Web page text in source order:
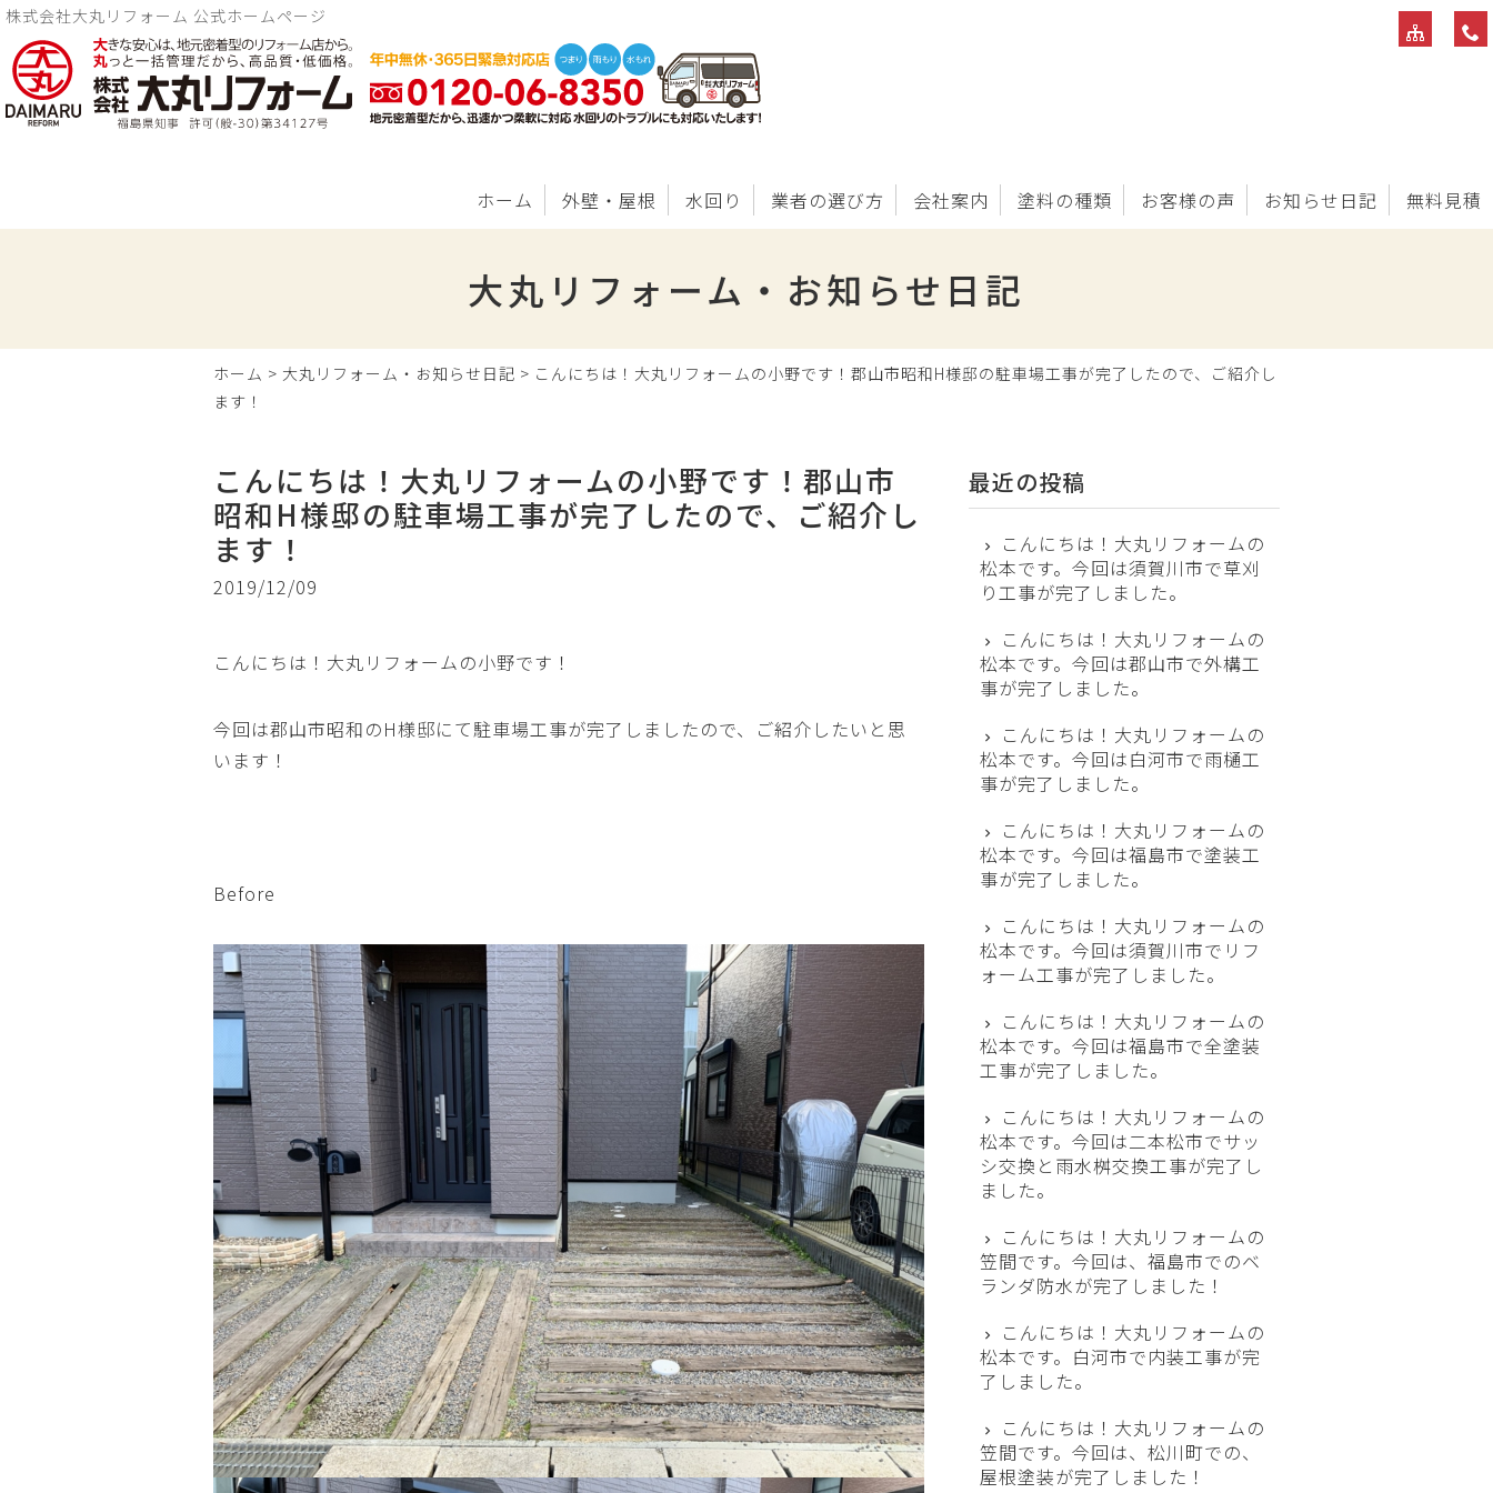
株式会社大丸リフォーム 公式ホームページ
ホーム 外壁・屋根 水回り 業者の選び方 会社案内 塗料の種類 お客様の声 お知らせ日記 無料見積
大丸リフォーム・お知らせ日記
ホーム > 大丸リフォーム・お知らせ日記 > こんにちは！大丸リフォームの小野です！郡山市昭和H様邸の駐車場工事が完了したので、ご紹介し
ます！
こんにちは！大丸リフォームの小野です！郡山市
昭和H様邸の駐車場工事が完了したので、ご紹介し
ます！
2019/12/09
こんにちは！大丸リフォームの小野です！
今回は郡山市昭和のH様邸にて駐車場工事が完了しましたので、ご紹介したいと思
います！
Before
最近の投稿
こんにちは！大丸リフォームの
松本です。今回は須賀川市で草刈
り工事が完了しました。
こんにちは！大丸リフォームの
松本です。今回は郡山市で外構工
事が完了しました。
こんにちは！大丸リフォームの
松本です。今回は白河市で雨樋工
事が完了しました。
こんにちは！大丸リフォームの
松本です。今回は福島市で塗装工
事が完了しました。
こんにちは！大丸リフォームの
松本です。今回は須賀川市でリフ
ォーム工事が完了しました。
こんにちは！大丸リフォームの
松本です。今回は福島市で全塗装
工事が完了しました。
こんにちは！大丸リフォームの
松本です。今回は二本松市でサッ
シ交換と雨水桝交換工事が完了し
ました。
こんにちは！大丸リフォームの
笠間です。今回は、福島市でのベ
ランダ防水が完了しました！
こんにちは！大丸リフォームの
松本です。白河市で内装工事が完
了しました。
こんにちは！大丸リフォームの
笠間です。今回は、松川町での、
屋根塗装が完了しました！